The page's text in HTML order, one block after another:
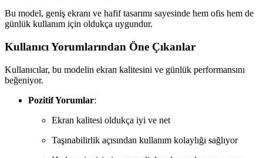
Bu model, geniş ekranı ve hafif tasarımı sayesinde hem ofis hem de
günlük kullanım için oldukça uygundur.
Kullanıcı Yorumlarından Öne Çıkanlar
Kullanıcılar, bu modelin ekran kalitesini ve günlük performansını
beğeniyor.
Pozitif Yorumlar:
Ekran kalitesi oldukça iyi ve net
Taşınabilirlik açısından kullanım kolaylığı sağlıyor